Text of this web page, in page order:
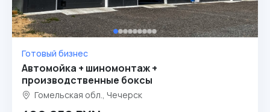
Готовый бизнес
Автомойка + шиномонтаж +
производственные боксы
Гомельская обл., Чечерск